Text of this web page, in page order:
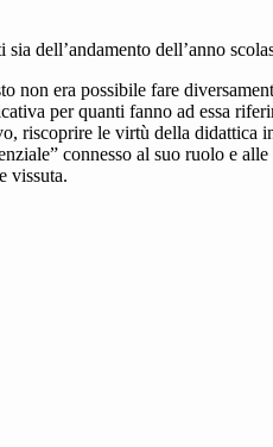
dell’andamento dell’anno
era possibile fare
per quanti fanno ad essa
riscoprire le virtù della didattica
connesso al suo ruolo e
vissuta.